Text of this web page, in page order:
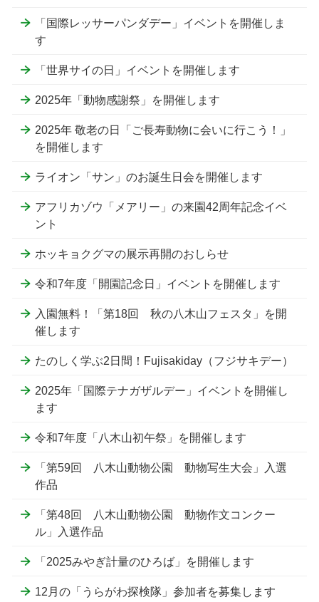
「国際レッサーパンダデー」イベントを開催しま
す
「世界サイの日」イベントを開催します
2025年「動物感謝祭」を開催します
2025年 敬老の日「ご長寿動物に会いに行こう！」
を開催します
ライオン「サン」のお誕生日会を開催します
アフリカゾウ「メアリー」の来園42周年記念イベ
ント
ホッキョクグマの展示再開のおしらせ
令和7年度「開園記念日」イベントを開催します
入園無料！「第18回 秋の八木山フェスタ」を開
催します
たのしく学ぶ2日間！Fujisakiday（フジサキデー）
2025年「国際テナガザルデー」イベントを開催し
ます
令和7年度「八木山初午祭」を開催します
「第59回 八木山動物公園 動物写生大会」入選
作品
「第48回 八木山動物公園 動物作文コンクー
ル」入選作品
「2025みやぎ計量のひろば」を開催します
12月の「うらがわ探検隊」参加者を募集します